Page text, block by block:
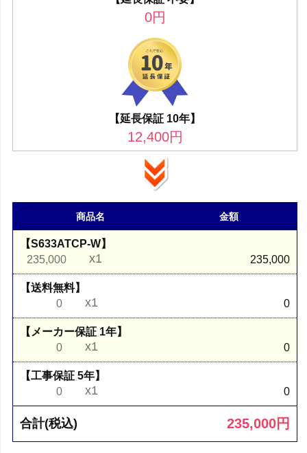
0円
【延長保証 10年】
12,400円
商品名 金額
【S633ATCP-W】
235,000
x1 235,000
【送料無料】
0
x1 0
【メーカー保証 1年】
0
x1 0
【工事保証 5年】
0
x1 0
合計(税込) 235,000円